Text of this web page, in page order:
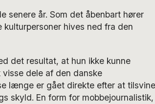
senere år. Som det åbenbart hører
hives ned fra den
det resultat, at hun ikke kunne
dele af den danske
længe er gået direkte efter at tilsvine
skyld. En form for mobbejournalistik,